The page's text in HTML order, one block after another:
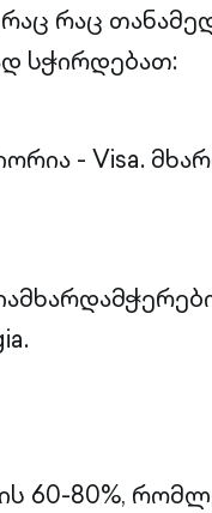
რაც
სჭირდებათ:
- Visa.
60-80%,